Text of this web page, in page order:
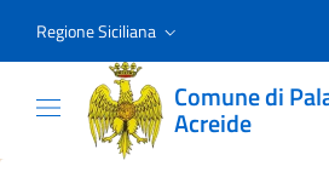
Regione Siciliana
Comune di
Acreide